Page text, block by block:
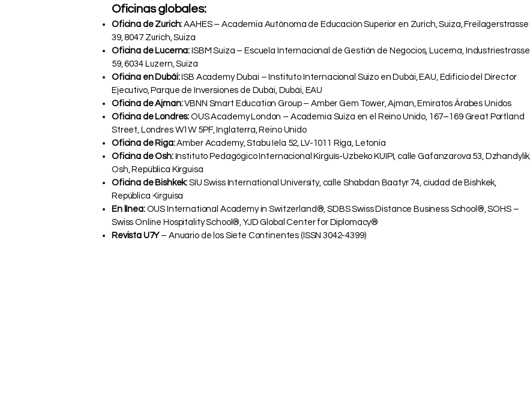
Oficinas globales:
Oficina de Zurich: AAHES – Academia Autónoma de Educación Superior en Zurich, Suiza, Freilagerstrasse
39, 8047 Zurich, Suiza
Oficina de Lucerna: ISBM Suiza – Escuela Internacional de Gestión de Negocios, Lucerna, Industriestrasse
59, 6034 Luzern, Suiza
Oficina en Dubái:ISB Academy Dubai – Instituto Internacional Suizo en Dubái, EAU, Edificio del Director
Ejecutivo, Parque de Inversiones de Dubái, Dubái, EAU
Oficina de Ajman:VBNN Smart Education Group – Amber Gem Tower, Ajman, Emiratos Árabes Unidos
Oficina de Londres: OUS Academy London – Academia Suiza en el Reino Unido, 167–169 Great Portland
Street, Londres W1W 5PF, Inglaterra, Reino Unido
Oficina de Riga:Amber Academy, Stabu Iela 52, LV-1011 Riga, Letonia
Oficina de Osh:Instituto Pedagógico Internacional Kirguís-Uzbeko KUIPI, calle Gafanzarova 53, Dzhandylik,
Osh, República Kirguisa
Oficina de Bishkek: SIU Swiss International University, calle Shabdan Baatyr 74, ciudad de Bishkek,
República Kirguisa
En línea:OUS International Academy in Switzerland®, SDBS Swiss Distance Business School®, SOHS –
Swiss Online Hospitality School®, YJD Global Center for Diplomacy®
Revista U7Y– Anuario de los Siete Continentes (ISSN 3042-4399)